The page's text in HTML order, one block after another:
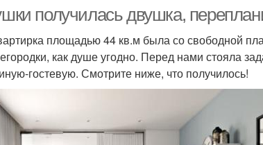
получилась двушка,
площадью 44 кв.м была со свободной
как душе угодно. Перед нами стояла
гостевую. Смотрите ниже, что получилось!